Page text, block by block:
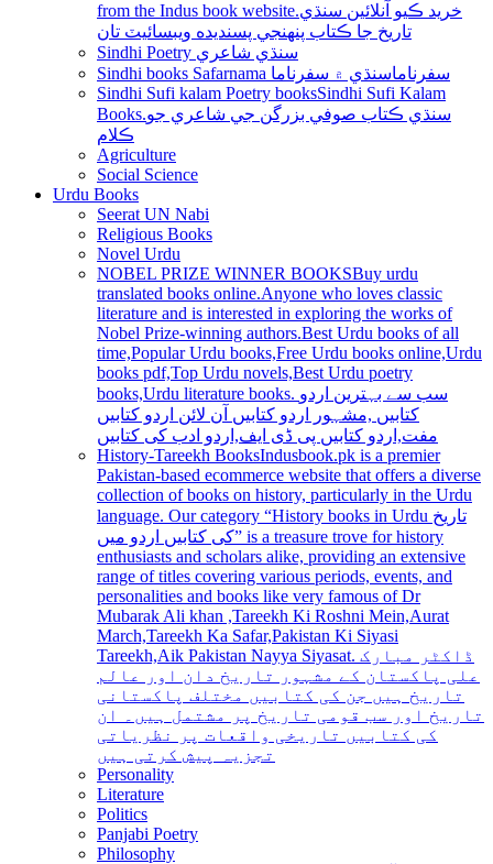
from the Indus book website.خريد ڪيو آنلائين سنڌي
تاريخ جا ڪتاب پنھنجي پسنديده ويبسائيٽ تان
Sindhi Poetry سنڌي شاعري
Sindhi books Safarnama سفرناماسنڌي ۾ سفرناما
Sindhi Sufi kalam Poetry booksSindhi Sufi Kalam
Books.سنڌي ڪتاب صوفي بزرگن جي شاعري جو
ڪلام
Agriculture
Social Science
Urdu Books
Seerat UN Nabi
Religious Books
Novel Urdu
NOBEL PRIZE WINNER BOOKSBuy urdu
translated books online.Anyone who loves classic
literature and is interested in exploring the works of
Nobel Prize-winning authors.Best Urdu books of all
time,Popular Urdu books,Free Urdu books online,Urdu
books pdf,Top Urdu novels,Best Urdu poetry
books,Urdu literature books. سب سے بہترین اردو
کتابیں ,مشہور اردو کتابیں آن لائن اردو کتابیں
مفت,اردو کتابیں پی ڈی ایف,اردو ادب کی کتابیں
History-Tareekh BooksIndusbook.pk is a premier
Pakistan-based ecommerce website that offers a diverse
collection of books on history, particularly in the Urdu
language. Our category “History books in Urdu تاریخ
کی کتابیں اردو میں” is a treasure trove for history
enthusiasts and scholars alike, providing an extensive
range of titles covering various periods, events, and
personalities and books like very famous of Dr
Mubarak Ali khan ,Tareekh Ki Roshni Mein,Aurat
March,Tareekh Ka Safar,Pakistan Ki Siyasi
Tareekh,Aik Pakistan Nayya Siyasat. ڈاکٹر مبارک
علی پاکستان کے مشہور تاریخ دان اور عالم
تاریخ ہیں جن کی کتابیں مختلف پاکستانی
تاریخ اور سب قومی تاریخ پر مشتمل ہیں۔ ان
کی کتابیں تاریخی واقعات پر نظریاتی
تجزیہ پیش کرتی ہیں
Personality
Literature
Politics
Panjabi Poetry
Philosophy